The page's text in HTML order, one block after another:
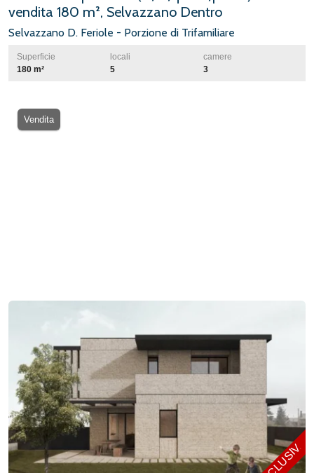
vendita 180 m², Selvazzano Dentro
Selvazzano D. Feriole - Porzione di Trifamiliare
Superficie
180 m²
locali
5
camere
3
Vendita